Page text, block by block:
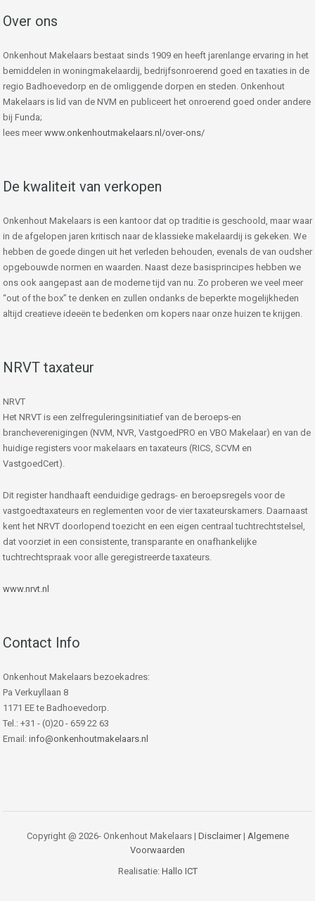
Over ons
Onkenhout Makelaars bestaat sinds 1909 en heeft jarenlange ervaring in het
bemiddelen in woningmakelaardij, bedrijfsonroerend goed en taxaties in de
regio Badhoevedorp en de omliggende dorpen en steden. Onkenhout
Makelaars is lid van de NVM en publiceert het onroerend goed onder andere
bij Funda;
lees meer www.onkenhoutmakelaars.nl/over-ons/
De kwaliteit van verkopen
Onkenhout Makelaars is een kantoor dat op traditie is geschoold, maar waar
in de afgelopen jaren kritisch naar de klassieke makelaardij is gekeken. We
hebben de goede dingen uit het verleden behouden, evenals de van oudsher
opgebouwde normen en waarden. Naast deze basisprincipes hebben we
ons ook aangepast aan de moderne tijd van nu. Zo proberen we veel meer
“out of the box” te denken en zullen ondanks de beperkte mogelijkheden
altijd creatieve ideeën te bedenken om kopers naar onze huizen te krijgen.
NRVT taxateur
NRVT
Het NRVT is een zelfreguleringsinitiatief van de beroeps-en
brancheverenigingen (NVM, NVR, VastgoedPRO en VBO Makelaar) en van de
huidige registers voor makelaars en taxateurs (RICS, SCVM en
VastgoedCert).
Dit register handhaaft eenduidige gedrags- en beroepsregels voor de
vastgoedtaxateurs en reglementen voor de vier taxateurskamers. Daarnaast
kent het NRVT doorlopend toezicht en een eigen centraal tuchtrechtstelsel,
dat voorziet in een consistente, transparante en onafhankelijke
tuchtrechtspraak voor alle geregistreerde taxateurs.
www.nrvt.nl
Contact Info
Onkenhout Makelaars bezoekadres:
Pa Verkuyllaan 8
1171 EE te Badhoevedorp.
Tel.: +31 - (0)20 - 659 22 63
Email: info@onkenhoutmakelaars.nl
Copyright @ 2026- Onkenhout Makelaars | Disclaimer| Algemene
Voorwaarden
Realisatie: Hallo ICT